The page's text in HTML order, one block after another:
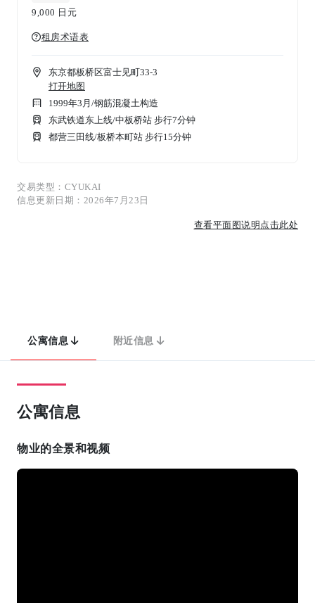
9,000 日元
租房术语表
东京都板桥区富士见町33-3
打开地图
1999年3月 /钢筋混凝土构造
东武铁道东上线/中板桥站 步行7分钟
都营三田线/板桥本町站 步行15分钟
交易类型：CYUKAI
信息更新日期：2026年7月23日
查看平面图说明点击此处
公寓信息 附近信息
公寓信息
物业的全景和视频